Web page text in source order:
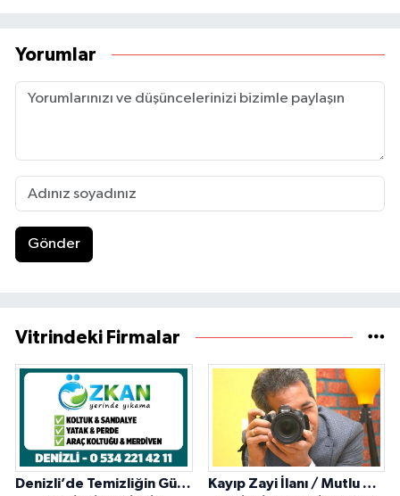
Yorumlar
Gönder
Vitrindeki Firmalar
Denizli’de Temizliğin Güvenilir Adresi: Özkan Yerinde Yıkama Kayıp Zayi İlanı / Mutlu Ajans / Denizli